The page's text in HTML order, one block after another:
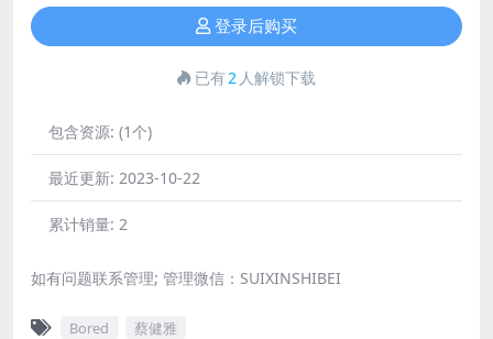
登录后购买
已有2 人解锁下载
包含资源: (1个)
最近更新: 2023-10-22
累计销量: 2
如有问题联系管理; 管理微信：SUIXINSHIBEI
Bored 蔡健雅